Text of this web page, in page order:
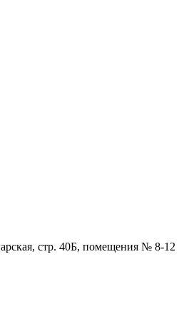
стр. 40Б, помещения № 8-12